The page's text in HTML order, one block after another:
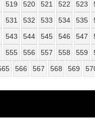
519 520 521 522 523
531 532 533 534 535
543 544 545 546 547
555 556 557 558 559
566 567 568 569